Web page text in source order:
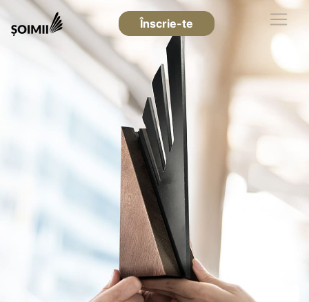
Înscrie-te